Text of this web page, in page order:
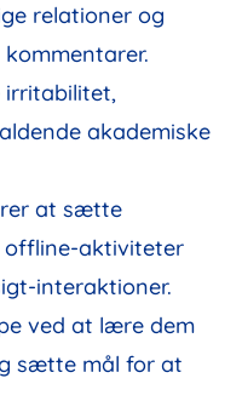
relationer og
irritabilitet,
akademiske
at sætte
aktiviteter
interaktioner.
ved at lære dem
sætte mål for at